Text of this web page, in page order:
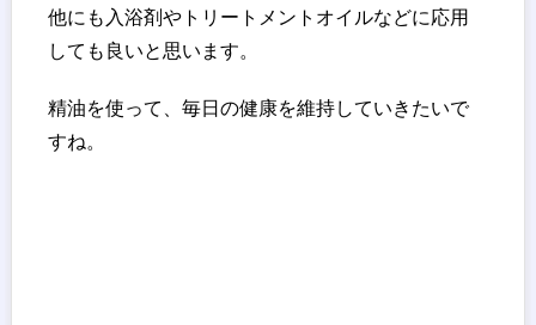
他にも入浴剤やトリートメントオイルなどに応用
しても良いと思います。
精油を使って、毎日の健康を維持していきたいで
すね。